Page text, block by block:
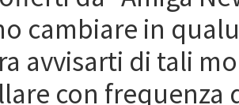
cambiare in
avvisarti di tali
con frequenza